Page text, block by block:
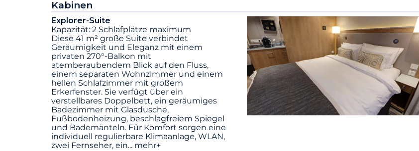
Kabinen
Explorer-Suite
Kapazität: 2 Schlafplätze maximum
Diese 41 m² große Suite verbindet
Geräumigkeit und Eleganz mit einem
privaten 270°-Balkon mit
atemberaubendem Blick auf den Fluss,
einem separaten Wohnzimmer und einem
hellen Schlafzimmer mit großem
Erkerfenster. Sie verfügt über ein
verstellbares Doppelbett, ein geräumiges
Badezimmer mit Glasdusche,
Fußbodenheizung, beschlagfreiem Spiegel
und Bademänteln. Für Komfort sorgen eine
individuell regulierbare Klimaanlage, WLAN,
zwei Fernseher, ein... mehr+